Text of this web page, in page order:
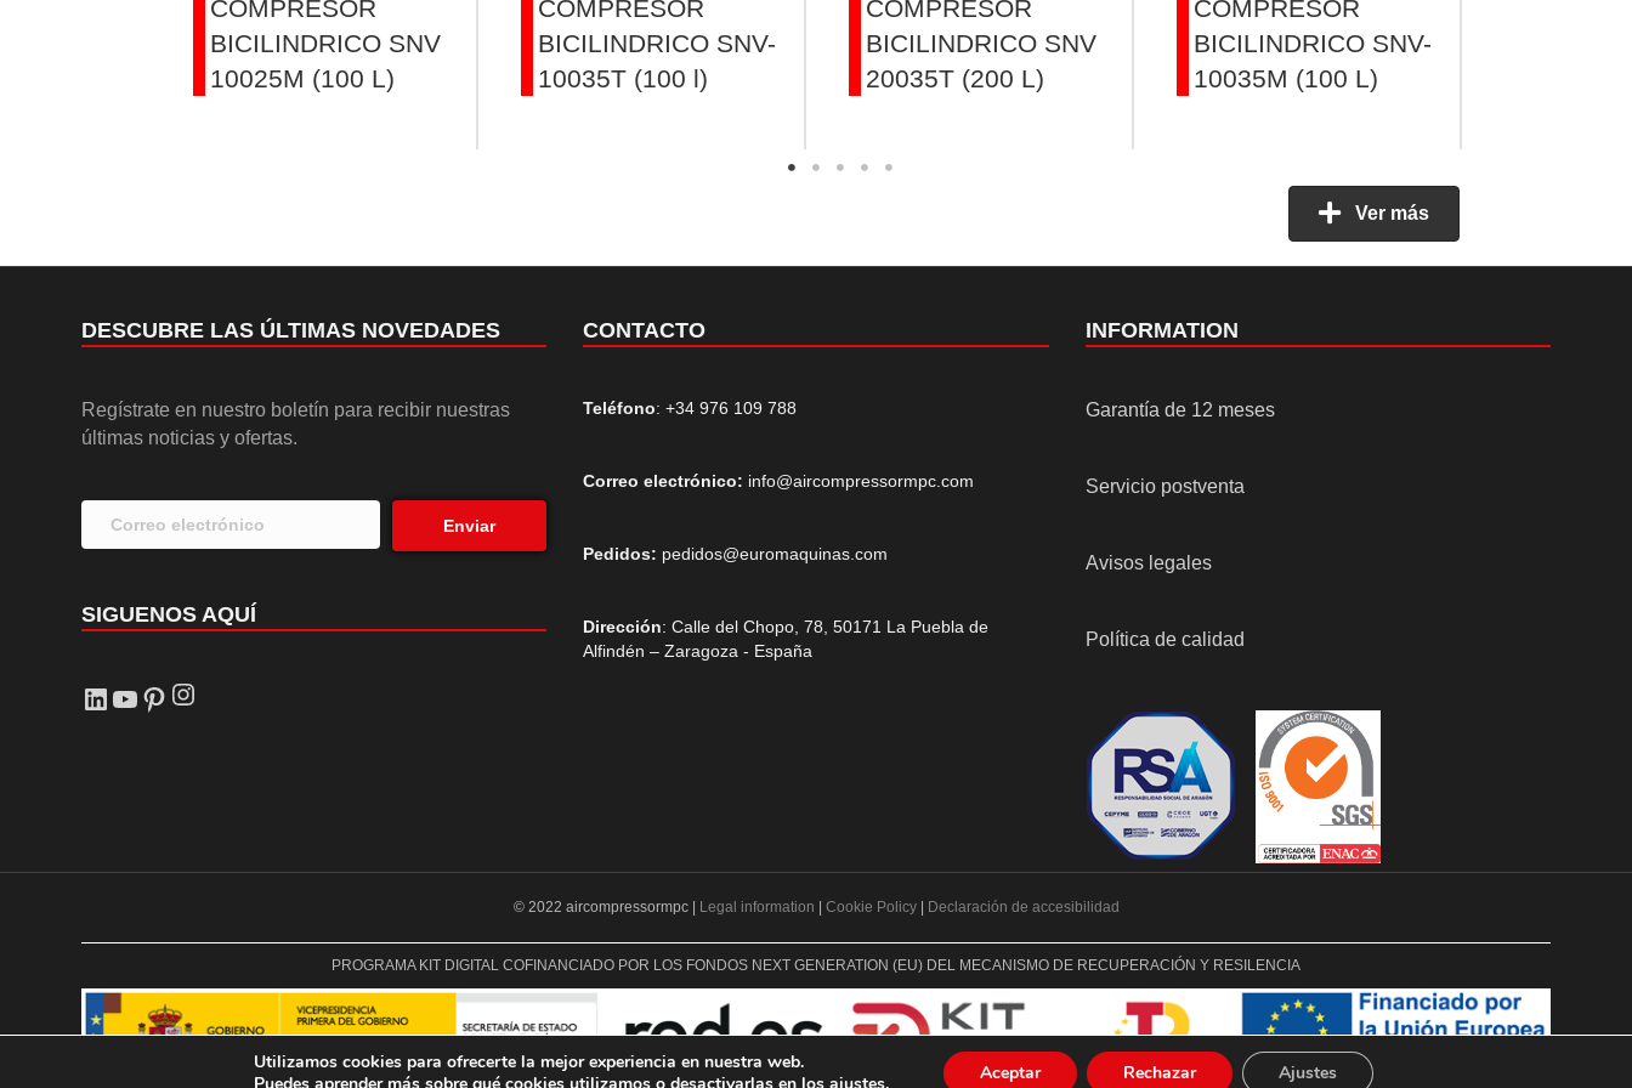
COMPRESOR
BICILINDRICO SNV
10025M (100 L)
COMPRESOR
BICILINDRICO SNV-
10035T (100 l)
COMPRESOR
BICILINDRICO SNV
20035T (200 L)
COMPRESOR
BICILINDRICO SNV-
10035M (100 L)
Ver más
DESCUBRE LAS ÚLTIMAS NOVEDADES
Regístrate en nuestro boletín para recibir nuestras
últimas noticias y ofertas.
Enviar
SIGUENOS AQUÍ
LinkedIn
YouTube
Pinterest
Instagram
CONTACTO
Teléfono: +34 976 109 788
Correo electrónico: info@aircompressormpc.com
Pedidos: pedidos@euromaquinas.com
Dirección: Calle del Chopo, 78, 50171 La Puebla de
Alfindén – Zaragoza - España
INFORMATION
Garantía de 12 meses
Servicio postventa
Avisos legales
Política de calidad
© 2022 aircompressormpc | Legal information Cookie Policy| Declaración de accesibilidad
PROGRAMA KIT DIGITAL COFINANCIADO POR LOS FONDOS NEXT GENERATION (EU) DEL MECANISMO DE RECUPERACIÓN Y RESILENCIA
Utilizamos cookies para ofrecerte la mejor experiencia en nuestra web.
Aceptar Rechazar Ajustes